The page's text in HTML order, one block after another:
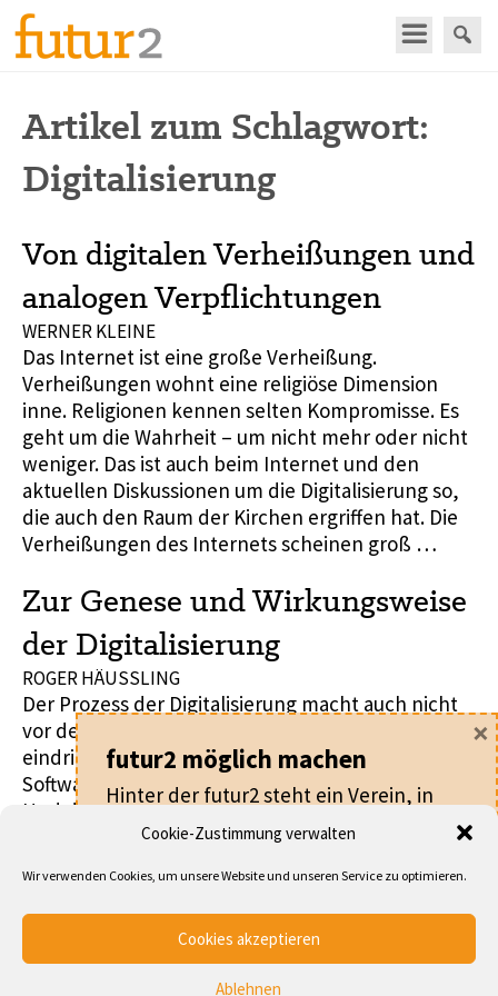
Cookie-Zustimmung verwalten
Wir verwenden Cookies, um unsere Website und unseren Service zu optimieren.
Cookies akzeptieren
Ablehnen
Artikel zum Schlagwort:
Digitalisierung
Von digitalen Verheißungen und
analogen Verpflichtungen
WERNER KLEINE
Das Internet ist eine große Verheißung.
Verheißungen wohnt eine religiöse Dimension
inne. Religionen kennen selten Kompromisse. Es
geht um die Wahrheit – um nicht mehr oder nicht
weniger. Das ist auch beim Internet und den
aktuellen Diskussionen um die Digitalisierung so,
die auch den Raum der Kirchen ergriffen hat. Die
Verheißungen des Internets scheinen groß …
Zur Genese und Wirkungsweise
der Digitalisierung
ROGER HÄUSSLING
Der Prozess der Digitalisierung macht auch nicht
vor der materiellen Welt halt: Wie der 3D-Drucker
eindringlich vor Augen führt, kann Hardware wie
Software behandelt werden (vgl. Anderson 2013).
Und dies erfasst nicht nur die anorganische
materielle Welt der (technischen) Artefakte
Organischen. Das „Internet der Dinge“ stellt
schließlich in Aussicht, …
futur2 möglich machen
Hinter der futur2 steht ein Verein, in
dem alle ehrenamtlich arbeiten.
Für nur20 €pro Jahr machen Sie als
sondern werden auch Teil eines
Netzwerks von Leuten, die an der
×